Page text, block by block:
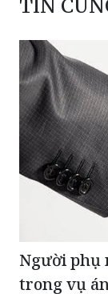
Người
trong vụ